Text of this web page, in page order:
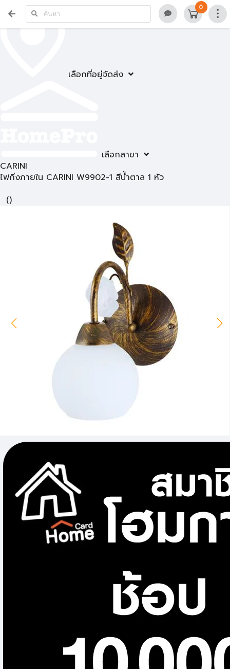
เลือกที่อยู่จัดส่ง
เลือกสาขา
0
CARINI
ไฟกิ่งภายใน CARINI W9902-1 สีน้ำตาล 1 หัว
()